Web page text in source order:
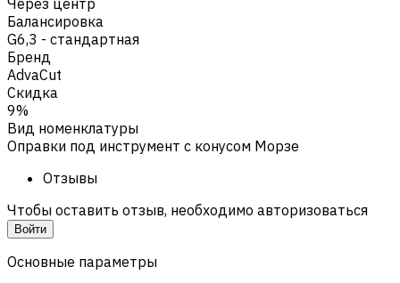
Балансировка
G6,3 - стандартная
Бренд
AdvaCut
Скидка
9%
Вид номенклатуры
Оправки под инструмент с конусом Морзе
Отзывы
Чтобы оставить отзыв, необходимо авторизоваться
Войти
Основные параметры